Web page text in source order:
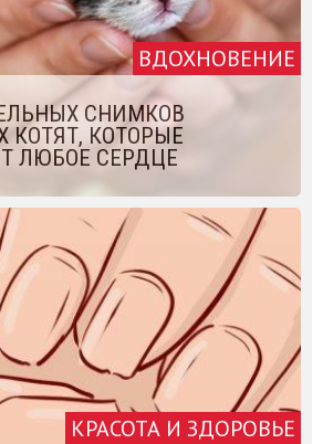
ВДОХНОВЕНИЕ
СНИМКОВ
КОТЯТ, КОТОРЫЕ
ЛЮБОЕ СЕРДЦЕ
КРАСОТА И ЗДОРОВЬЕ